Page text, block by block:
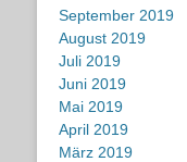
September 2019
August 2019
Juli 2019
Juni 2019
Mai 2019
April 2019
März 2019